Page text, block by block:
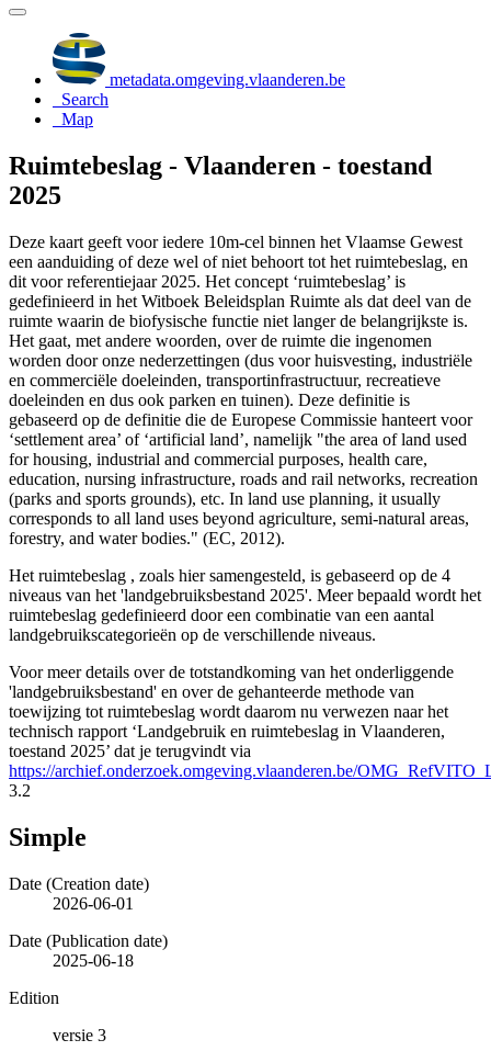
metadata.omgeving.vlaanderen.be
Search
Map
Ruimtebeslag - Vlaanderen - toestand
2025
Deze kaart geeft voor iedere 10m-cel binnen het Vlaamse Gewest
een aanduiding of deze wel of niet behoort tot het ruimtebeslag, en
dit voor referentiejaar 2025. Het concept ‘ruimtebeslag’ is
gedefinieerd in het Witboek Beleidsplan Ruimte als dat deel van de
ruimte waarin de biofysische functie niet langer de belangrijkste is.
Het gaat, met andere woorden, over de ruimte die ingenomen
worden door onze nederzettingen (dus voor huisvesting, industriële
en commerciële doeleinden, transportinfrastructuur, recreatieve
doeleinden en dus ook parken en tuinen). Deze definitie is
gebaseerd op de definitie die de Europese Commissie hanteert voor
‘settlement area’ of ‘artificial land’, namelijk "the area of land used
for housing, industrial and commercial purposes, health care,
education, nursing infrastructure, roads and rail networks, recreation
(parks and sports grounds), etc. In land use planning, it usually
corresponds to all land uses beyond agriculture, semi-natural areas,
forestry, and water bodies." (EC, 2012).
Het ruimtebeslag , zoals hier samengesteld, is gebaseerd op de 4
niveaus van het 'landgebruiksbestand 2025'. Meer bepaald wordt het
ruimtebeslag gedefinieerd door een combinatie van een aantal
landgebruikscategorieën op de verschillende niveaus.
Voor meer details over de totstandkoming van het onderliggende
'landgebruiksbestand' en over de gehanteerde methode van
toewijzing tot ruimtebeslag wordt daarom nu verwezen naar het
technisch rapport ‘Landgebruik en ruimtebeslag in Vlaanderen,
toestand 2025’ dat je terugvindt via
https://archief.onderzoek.omgeving.vlaanderen.be/
3.2
Simple
Date (Creation date)
2026-06-01
Date (Publication date)
2025-06-18
Edition
versie 3